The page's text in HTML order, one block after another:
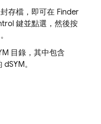
存檔，即可在 Finder
鍵並點選，然後按
。
目錄，其中包含
。